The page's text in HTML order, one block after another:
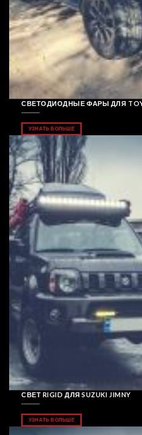
СВЕТОДИОДНЫЕ ФАРЫ ДЛЯ
УЗНАТЬ БОЛЬШЕ
СВЕТ RIGID ДЛЯ SUZUKI JIMNY
УЗНАТЬ БОЛЬШЕ